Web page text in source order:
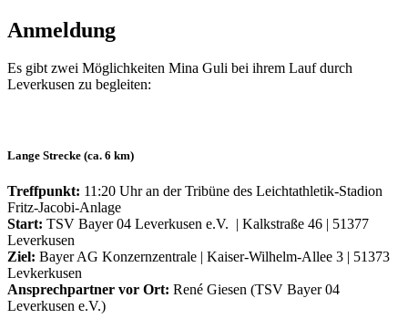
Anmeldung
Es gibt zwei Möglichkeiten Mina Guli bei ihrem Lauf durch
Leverkusen zu begleiten:
Lange Strecke (ca. 6 km)
Treffpunkt: 11:20 Uhr an der Tribüne des Leichtathletik-Stadion
Fritz-Jacobi-Anlage
Start: TSV Bayer 04 Leverkusen e.V. | Kalkstraße 46 | 51377
Leverkusen
Ziel: Bayer AG Konzernzentrale | Kaiser-Wilhelm-Allee 3 | 51373
Levkerkusen
Ansprechpartner vor Ort: René Giesen (TSV Bayer 04
Leverkusen e.V.)